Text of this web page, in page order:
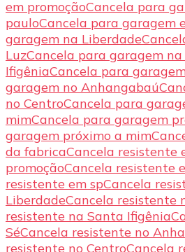
em promoçãoCancela para
pauloCancela para garagem
garagem na Liberdade
LuzCancela para garagem
IfigêniaCancela para
garagem no Anhangabaú
no CentroCancela para
mimCancela para garagem
garagem próximo a mim
da fabricaCancela resistente
promoçãoCancela resistente
resistente em spCancela
LiberdadeCancela resistente
resistente na Santa Ifigênia
SéCancela resistente no
resistente no CentroCancela